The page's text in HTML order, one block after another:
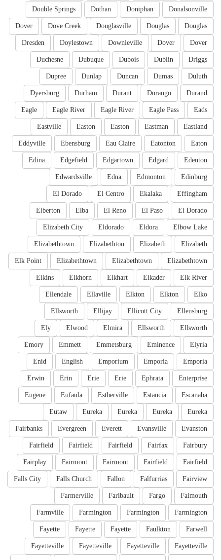
Donalsonville
Doniphan
Dothan
Double Springs
Douglas
Douglas
Douglasville
Dove Creek
Dover
Dover
Dover
Downieville
Doylestown
Dresden
Driggs
Dublin
Dubois
Dubuque
Duchesne
Duluth
Dumas
Duncan
Dunlap
Dupree
Durand
Durango
Durant
Durham
Dyersburg
Eads
Eagle Pass
Eagle River
Eagle River
Eagle
Eastland
Eastman
Easton
Easton
Eastville
Eaton
Eatonton
Eau Claire
Ebensburg
Eddyville
Edenton
Edgard
Edgartown
Edgefield
Edina
Edinburg
Edmonton
Edna
Edwardsville
Effingham
Ekalaka
El Centro
El Dorado
El Dorado
El Paso
El Reno
Elba
Elberton
Elbow Lake
Eldora
Eldorado
Elizabeth City
Elizabeth
Elizabeth
Elizabethton
Elizabethtown
Elizabethtown
Elizabethtown
Elizabethtown
Elk Point
Elk River
Elkader
Elkhart
Elkhorn
Elkins
Elko
Elkton
Elkton
Ellaville
Ellendale
Ellensburg
Ellicott City
Ellijay
Ellsworth
Ellsworth
Ellsworth
Elmira
Elwood
Ely
Elyria
Eminence
Emmetsburg
Emmett
Emory
Emporia
Emporia
Emporium
English
Enid
Enterprise
Ephrata
Erie
Erie
Erin
Erwin
Escanaba
Estancia
Estherville
Eufaula
Eugene
Eureka
Eureka
Eureka
Eureka
Eutaw
Evanston
Evansville
Everett
Evergreen
Fairbanks
Fairbury
Fairfax
Fairfield
Fairfield
Fairfield
Fairfield
Fairfield
Fairmont
Fairmont
Fairplay
Fairview
Falfurrias
Fallon
Falls Church
Falls City
Falmouth
Fargo
Faribault
Farmerville
Farmington
Farmington
Farmington
Farmville
Farwell
Faulkton
Fayette
Fayette
Fayette
Fayetteville
Fayetteville
Fayetteville
Fayetteville